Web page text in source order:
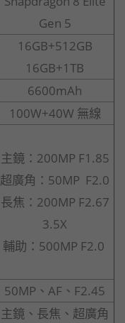
Gen 5
16GB+512GB
16GB+1TB
6600mAh
100W+40W 無線
主鏡：200MP F1.85
超廣角：50MP F2.0
長焦：200MP F2.67
3.5X
輔助：500MP F2.0
50MP、AF、F2.45
主鏡、長焦、超廣角